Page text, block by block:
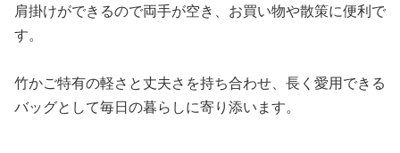
肩掛けができるので両手が空き、お買い物や散策に便利で
す。
竹かご特有の軽さと丈夫さを持ち合わせ、長く愛用できる
バッグとして毎日の暮らしに寄り添います。